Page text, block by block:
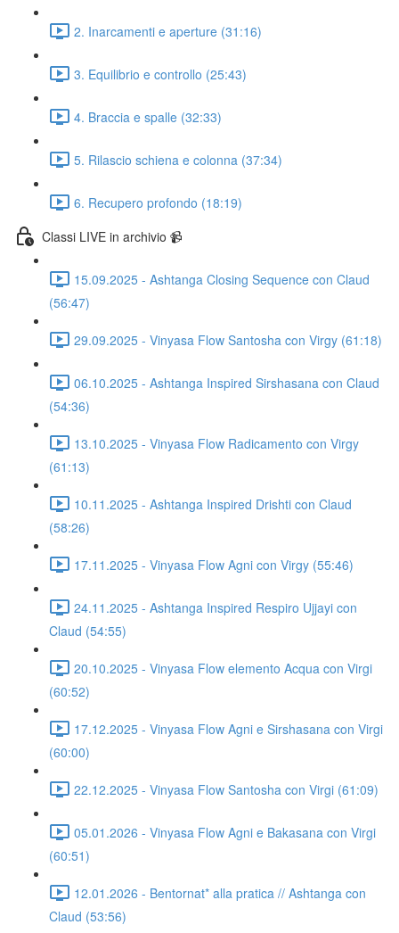
2. Inarcamenti e aperture (31:16)
3. Equilibrio e controllo (25:43)
4. Braccia e spalle (32:33)
5. Rilascio schiena e colonna (37:34)
6. Recupero profondo (18:19)
Classi LIVE in archivio 📹
15.09.2025 - Ashtanga Closing Sequence con Claud
(56:47)
29.09.2025 - Vinyasa Flow Santosha con Virgy (61:18)
06.10.2025 - Ashtanga Inspired Sirshasana con Claud
(54:36)
13.10.2025 - Vinyasa Flow Radicamento con Virgy
(61:13)
10.11.2025 - Ashtanga Inspired Drishti con Claud
(58:26)
17.11.2025 - Vinyasa Flow Agni con Virgy (55:46)
24.11.2025 - Ashtanga Inspired Respiro Ujjayi con
Claud (54:55)
20.10.2025 - Vinyasa Flow elemento Acqua con Virgi
(60:52)
17.12.2025 - Vinyasa Flow Agni e Sirshasana con Virgi
(60:00)
22.12.2025 - Vinyasa Flow Santosha con Virgi (61:09)
05.01.2026 - Vinyasa Flow Agni e Bakasana con Virgi
(60:51)
12.01.2026 - Bentornat* alla pratica // Ashtanga con
Claud (53:56)